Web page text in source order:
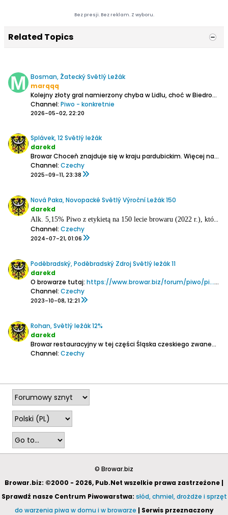
Bez presji. Bez reklam. Z wyboru.
Related Topics
Bosman, Žatecký Světlý Ležák
marqqq
Kolejny złoty gral namierzony chyba w Lidlu, choć w Biedronce też widziałem, ale nie wiem czy też Szczecin. Właściwie to nie kupuję Żateca, bo kiedyś był nawet fajny, ale przekształcił się w tatrożubroharnasia.
Channel: Piwo - konkretnie
2026-05-02, 22:20
Splávek, 12 Světlý ležák
darekd
Browar Choceň znajduje się w kraju pardubickim. Więcej na jego temat tu:
Channel: Czechy
2025-09-11, 23:38
Nová Paka, Novopacké Světlý Výroční Ležák 150
darekd
Alk. 5,15% Piwo z etykietą na 150 lecie browaru (2022 r.), która spodobała się chyba polskiemu dystrybutorowi, w związku z czym butla PET 1,5l. jest dostępny w Polsce. Te butelki PET nowopacki browar wciska również po marketach w Czechach i zazwyczaj są to mixy ich dotychczasowych
Channel: Czechy
2024-07-21, 01:06
Poděbradský, Poděbradský Zdroj Světlý ležák 11
darekd
O browarze tutaj: https://www.browar.biz/forum/piwo/pi...pod%C4%9Bbrady
Channel: Czechy
2023-10-08, 12:21
Rohan, Světlý ležák 12%
darekd
Browar restauracyjny w tej części Śląska czeskiego zwanego m.in. Kraikiem Hulczyńskim, tuż przy granicy z Polską na wysokości Raciborza.
Channel: Czechy
© Browar.biz
Browar.biz: ©2000 - 2026, Pub.Net wszelkie prawa zastrzeżone |
Sprawdź nasze Centrum Piwowarstwa: słód, chmiel, drożdże i sprzęt
do warzenia piwa w domu i w browarze | Serwis przeznaczony